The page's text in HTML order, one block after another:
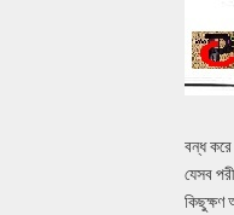
বন্ধ করে
যেসব
কিছুক্ষণ